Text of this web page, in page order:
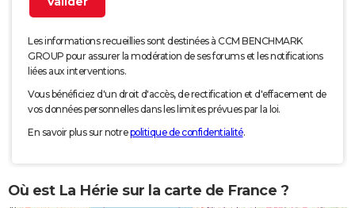
Les informations recueillies sont destinées à CCM BENCHMARK
GROUP pour assurer la modération de ses forums et les notifications
liées aux interventions.
Vous bénéficiez d'un droit d'accès, de rectification et d'effacement de
vos données personnelles dans les limites prévues par la loi.
En savoir plus sur notrepolitique de confidentialité.
Où est La Hérie sur la carte de France ?